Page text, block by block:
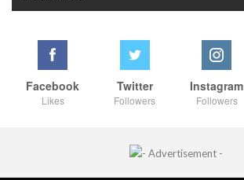
Facebook
Likes
Twitter
Followers
Instagram
Followers